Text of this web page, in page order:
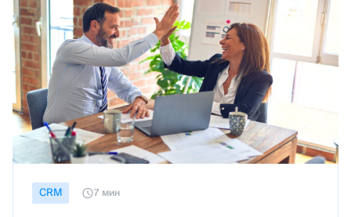
СRM 7 мин